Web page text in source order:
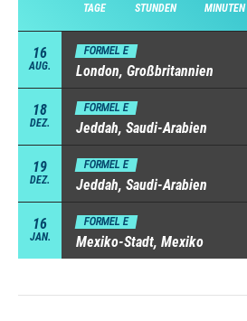
TAGE STUNDEN MINUTEN
16
AUG.
FORMEL E
London, Großbritannien
18
DEZ.
FORMEL E
Jeddah, Saudi-Arabien
19
DEZ.
FORMEL E
Jeddah, Saudi-Arabien
16
JAN.
FORMEL E
Mexiko-Stadt, Mexiko